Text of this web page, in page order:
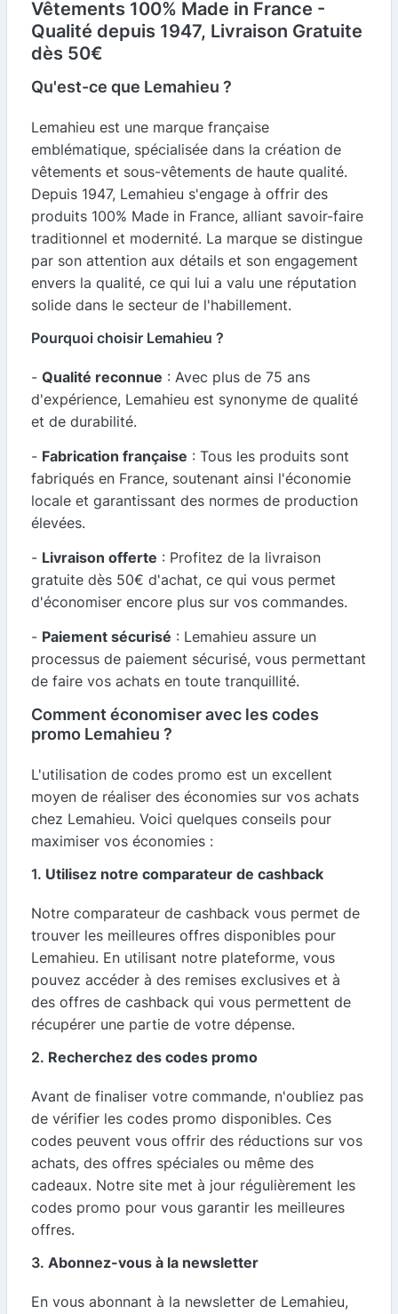
Vêtements 100% Made in France -
Qualité depuis 1947, Livraison Gratuite
dès 50€
Qu'est-ce que Lemahieu ?
Lemahieu est une marque française
emblématique, spécialisée dans la création de
vêtements et sous-vêtements de haute qualité.
Depuis 1947, Lemahieu s'engage à offrir des
produits 100% Made in France, alliant savoir-faire
traditionnel et modernité. La marque se distingue
par son attention aux détails et son engagement
envers la qualité, ce qui lui a valu une réputation
solide dans le secteur de l'habillement.
Pourquoi choisir Lemahieu ?
- Qualité reconnue : Avec plus de 75 ans
d'expérience, Lemahieu est synonyme de qualité
et de durabilité.
- Fabrication française : Tous les produits sont
fabriqués en France, soutenant ainsi l'économie
locale et garantissant des normes de production
élevées.
- Livraison offerte : Profitez de la livraison
gratuite dès 50€ d'achat, ce qui vous permet
d'économiser encore plus sur vos commandes.
- Paiement sécurisé : Lemahieu assure un
processus de paiement sécurisé, vous permettant
de faire vos achats en toute tranquillité.
Comment économiser avec les codes
promo Lemahieu ?
L'utilisation de codes promo est un excellent
moyen de réaliser des économies sur vos achats
chez Lemahieu. Voici quelques conseils pour
maximiser vos économies :
1. Utilisez notre comparateur de cashback
Notre comparateur de cashback vous permet de
trouver les meilleures offres disponibles pour
Lemahieu. En utilisant notre plateforme, vous
pouvez accéder à des remises exclusives et à
des offres de cashback qui vous permettent de
récupérer une partie de votre dépense.
2. Recherchez des codes promo
Avant de finaliser votre commande, n'oubliez pas
de vérifier les codes promo disponibles. Ces
codes peuvent vous offrir des réductions sur vos
achats, des offres spéciales ou même des
cadeaux. Notre site met à jour régulièrement les
codes promo pour vous garantir les meilleures
offres.
3. Abonnez-vous à la newsletter
En vous abonnant à la newsletter de Lemahieu,